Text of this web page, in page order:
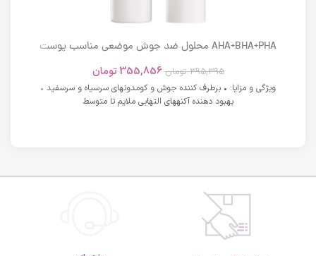
AHA+BHA+PHA محلول ضد جوش موضعی مناسب پوست
395,395 تومان 355,856 تومان
ویژگی و مزایا: • برطرف کننده جوش و کومدونهای سرسیاه و سرسفید •
بهبود دهنده آکنههای التهابی ملایم تا متوسط